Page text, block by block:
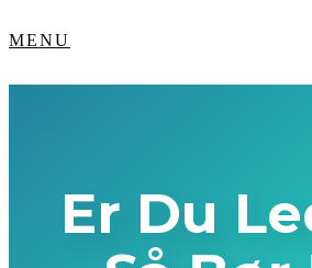
MENU
Er Du